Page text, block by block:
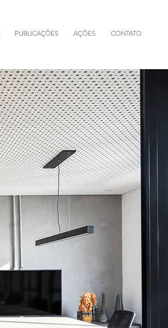
PUBLICAÇÕES AÇÕES CONTATO